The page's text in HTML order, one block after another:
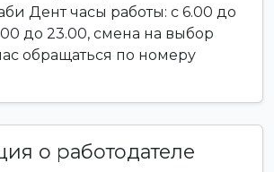
Дент часы работы: с 6.00 до
до 23.00, смена на выбор
обращаться по номеру
о работодателе